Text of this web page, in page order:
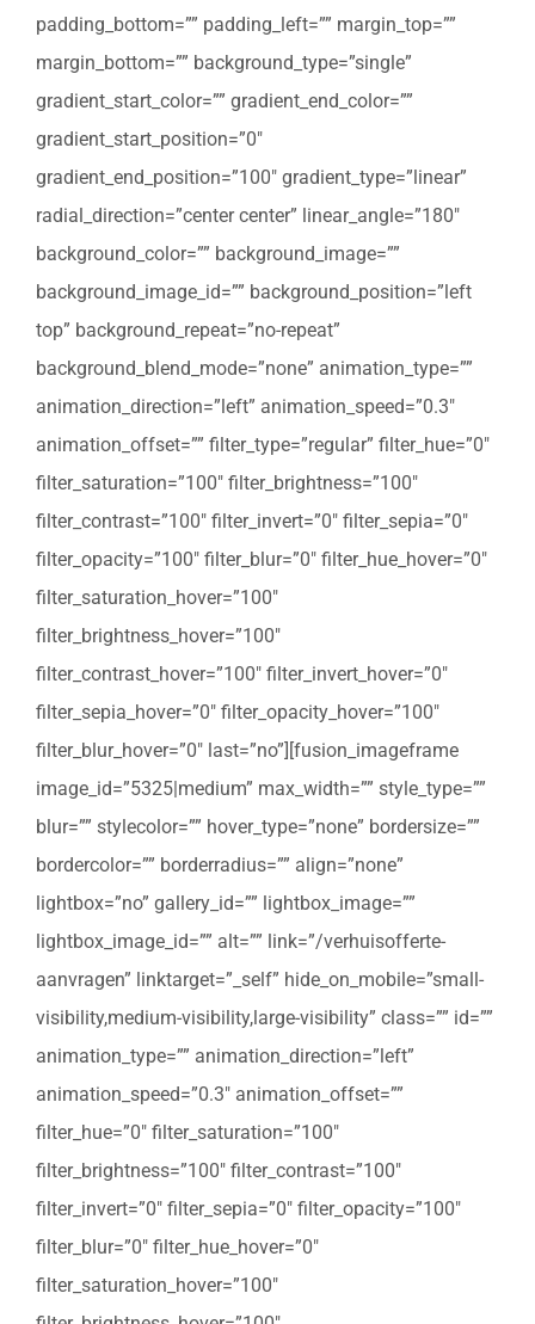
padding_bottom=”” padding_left=”” margin_top=””
margin_bottom=”” background_type=”single”
gradient_start_color=”” gradient_end_color=””
gradient_start_position=”0″
gradient_end_position=”100″ gradient_type=”linear”
radial_direction=”center center” linear_angle=”180″
background_color=”” background_image=””
background_image_id=”” background_position=”left
top” background_repeat=”no-repeat”
background_blend_mode=”none” animation_type=””
animation_direction=”left” animation_speed=”0.3″
animation_offset=”” filter_type=”regular” filter_hue=”0″
filter_saturation=”100″ filter_brightness=”100″
filter_contrast=”100″ filter_invert=”0″ filter_sepia=”0″
filter_opacity=”100″ filter_blur=”0″ filter_hue_hover=”0″
filter_saturation_hover=”100″
filter_brightness_hover=”100″
filter_contrast_hover=”100″ filter_invert_hover=”0″
filter_sepia_hover=”0″ filter_opacity_hover=”100″
filter_blur_hover=”0″ last=”no”][fusion_imageframe
image_id=”5325|medium” max_width=”” style_type=””
blur=”” stylecolor=”” hover_type=”none” bordersize=””
bordercolor=”” borderradius=”” align=”none”
lightbox=”no” gallery_id=”” lightbox_image=””
lightbox_image_id=”” alt=”” link=”/verhuisofferte-
aanvragen” linktarget=”_self” hide_on_mobile=”small-
visibility,medium-visibility,large-visibility” class=”” id=””
animation_type=”” animation_direction=”left”
animation_speed=”0.3″ animation_offset=””
filter_hue=”0″ filter_saturation=”100″
filter_brightness=”100″ filter_contrast=”100″
filter_invert=”0″ filter_sepia=”0″ filter_opacity=”100″
filter_blur=”0″ filter_hue_hover=”0″
filter_saturation_hover=”100″